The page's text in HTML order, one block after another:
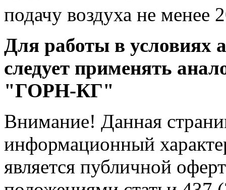
подачу воздуха не менее
Для работы в условиях
следует применять
"ГОРН-КГ"
Внимание! Данная
информационный
является публичной